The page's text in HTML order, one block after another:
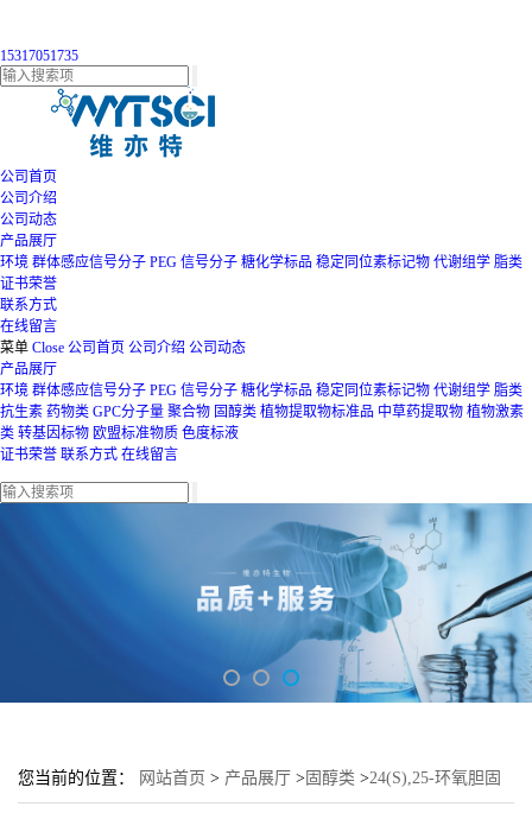
15317051735
公司首页
公司介绍
公司动态
产品展厅
环境 群体感应信号分子 PEG 信号分子 糖化学标品 稳定同位素标记物 代谢组学 脂类
证书荣誉
联系方式
在线留言
菜单 Close 公司首页 公司介绍 公司动态
产品展厅
环境 群体感应信号分子 PEG 信号分子 糖化学标品 稳定同位素标记物 代谢组学 脂类
抗生素 药物类 GPC分子量 聚合物 固醇类 植物提取物标准品 中草药提取物 植物激素
类 转基因标物 欧盟标准物质 色度标液
证书荣誉 联系方式 在线留言
您当前的位置： 网站首页 > 产品展厅 > 固醇类 >24(S),25-环氧胆固